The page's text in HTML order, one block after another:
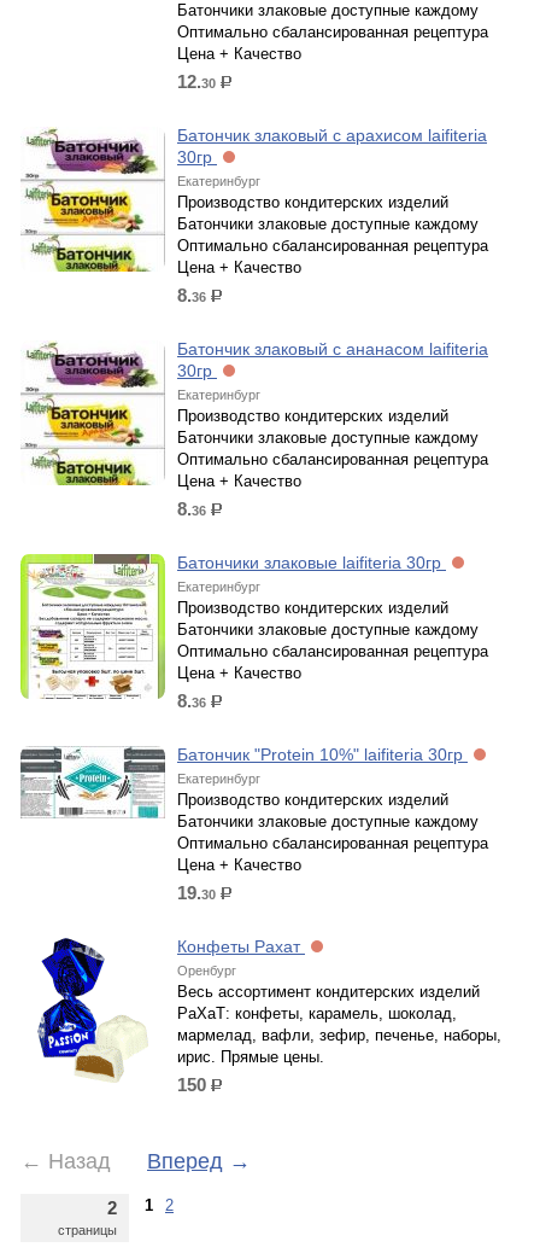
Батончики злаковые доступные каждому
Оптимально сбалансированная рецептура
Цена + Качество
12.30 р.
Батончик злаковый с арахисом laifiteria
30гр
Екатеринбург
Производство кондитерских изделий
Батончики злаковые доступные каждому
Оптимально сбалансированная рецептура
Цена + Качество
8.36 р.
Батончик злаковый с ананасом laifiteria
30гр
Екатеринбург
Производство кондитерских изделий
Батончики злаковые доступные каждому
Оптимально сбалансированная рецептура
Цена + Качество
8.36 р.
Батончики злаковые laifiteria 30гр
Екатеринбург
Производство кондитерских изделий
Батончики злаковые доступные каждому
Оптимально сбалансированная рецептура
Цена + Качество
8.36 р.
Батончик "Protein 10%" laifiteria 30гр
Екатеринбург
Производство кондитерских изделий
Батончики злаковые доступные каждому
Оптимально сбалансированная рецептура
Цена + Качество
19.30 р.
Конфеты Рахат
Оренбург
Весь ассортимент кондитерских изделий
РаХаТ: конфеты, карамель, шоколад,
мармелад, вафли, зефир, печенье, наборы,
ирис. Прямые цены.
150 р.
← Назад Вперед →
2
страницы
1 2